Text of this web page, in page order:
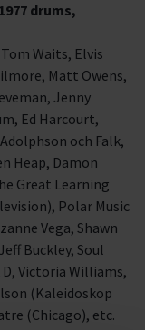
drums,
Waits, Elvis
Matt Owens,
Jenny
Ed Harcourt,
och Falk,
Heap, Damon
Great Learning
Polar Music
Vega, Shawn
Buckley, Soul
Victoria Williams,
(Kaleidoskop
(Chicago), etc.